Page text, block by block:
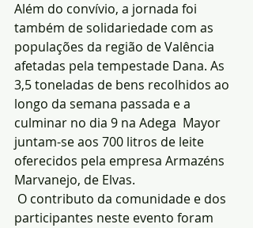
Além do convívio, a jornada foi
também de solidariedade com as
populações da região de Valência
afetadas pela tempestade Dana. As
3,5 toneladas de bens recolhidos ao
longo da semana passada e a
culminar no dia 9 na Adega  Mayor
juntam-se aos 700 litros de leite
oferecidos pela empresa Armazéns
Marvanejo, de Elvas.
O contributo da comunidade e dos
participantes neste evento foram